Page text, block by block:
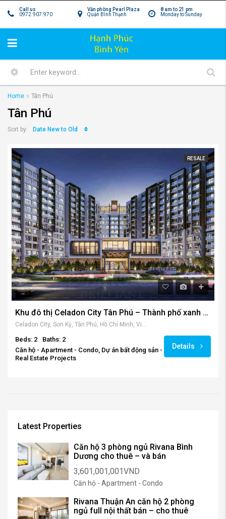
8 am to 21 pm
Monday to Sunday
Văn phòng Pearl Plaza
Quận Bình Thạnh
Call us
0972.907.970
Home Tân Phú
Tân Phú
Sort by: Date New to Old
RESALE
Khu đô thị Celadon City Tân Phú – Thành phố xanh và hiện đại bậc nhất Sài Gòn.
Beds: 2
Baths: 2
Căn hộ - Apartment - Condo, Dự án bất động sản -
Real Estate Projects
Details
Latest Properties
Căn hộ 3 phòng ngủ Rivana Bình
Dương cho thuê – và bán
3,601,001,001VND
Căn hộ - Apartment - Condo
Rivana Thuận An căn hộ 2 phòng
ngủ full nội thất bán – cho thuê